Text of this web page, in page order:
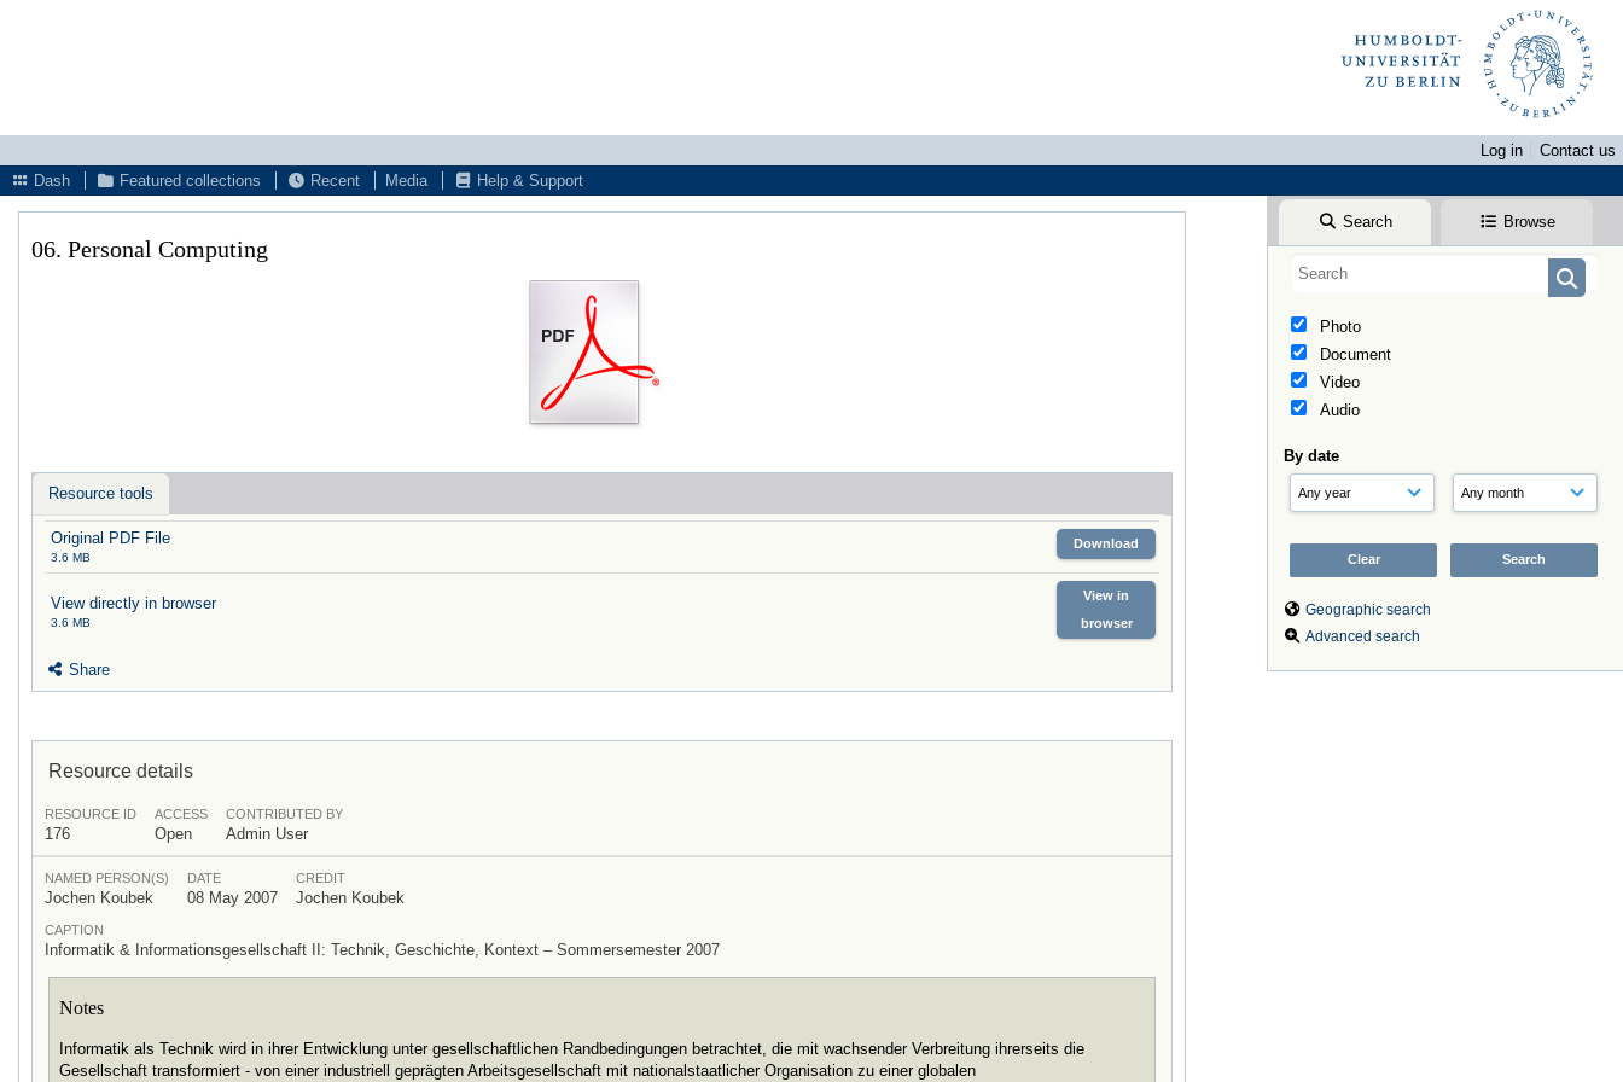
Log in
Contact us
Dash
Featured collections Recent Media Help & Support
Search Browse
Photo
Document
Video
Audio
By date
Geographic search
Advanced search
06. Personal Computing
Resource tools
Original PDF File
3.6 MB
Download
View directly in browser
3.6 MB
View in
browser
Share
Resource details
RESOURCE ID
176
ACCESS
Open
CONTRIBUTED BY
Admin User
NAMED PERSON(S)
Jochen Koubek
DATE
08 May 2007
CREDIT
Jochen Koubek
CAPTION
Informatik & Informationsgesellschaft II: Technik, Geschichte, Kontext – Sommersemester 2007
Notes
Informatik als Technik wird in ihrer Entwicklung unter gesellschaftlichen Randbedingungen betrachtet, die mit wachsender Verbreitung ihrerseits die
Gesellschaft transformiert - von einer industriell geprägten Arbeitsgesellschaft mit nationalstaatlicher Organisation zu einer globalen